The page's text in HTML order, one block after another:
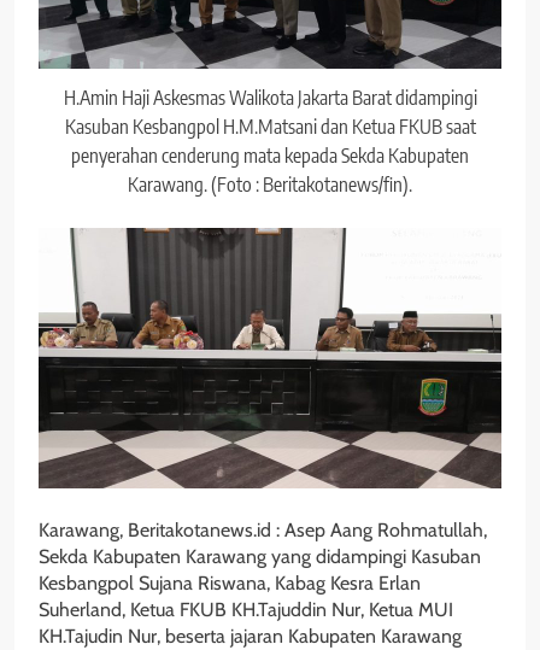
H.Amin Haji Askesmas Walikota Jakarta Barat didampingi
Kasuban Kesbangpol H.M.Matsani dan Ketua FKUB saat
penyerahan cenderung mata kepada Sekda Kabupaten
Karawang. (Foto : Beritakotanews/fin).
Karawang, Beritakotanews.id : Asep Aang Rohmatullah,
Sekda Kabupaten Karawang yang didampingi Kasuban
Kesbangpol Sujana Riswana, Kabag Kesra Erlan
Suherland, Ketua FKUB KH.Tajuddin Nur, Ketua MUI
KH.Tajudin Nur, beserta jajaran Kabupaten Karawang